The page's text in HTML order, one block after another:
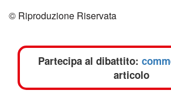
© Riproduzione Riservata
Partecipa al dibattito:
articolo